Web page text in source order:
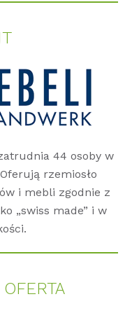
44 osoby w
rzemiosło
i mebli zgodnie z
„swiss made” i w